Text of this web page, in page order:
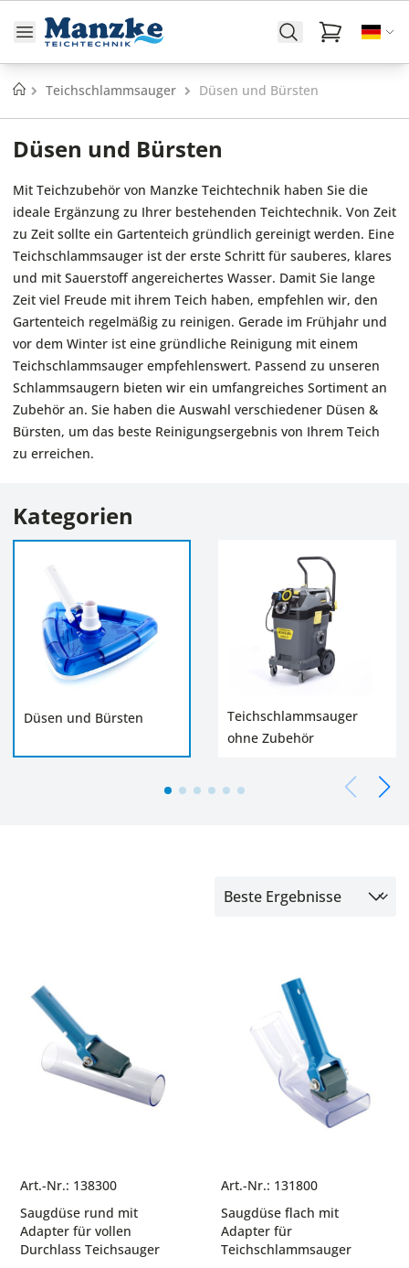
Startseite
Teichschlammsauger Düsen und Bürsten
Düsen und Bürsten
Mit Teichzubehör von Manzke Teichtechnik haben Sie die
ideale Ergänzung zu Ihrer bestehenden Teichtechnik. Von Zeit
zu Zeit sollte ein Gartenteich gründlich gereinigt werden. Eine
Teichschlammsauger ist der erste Schritt für sauberes, klares
und mit Sauerstoff angereichertes Wasser. Damit Sie lange
Zeit viel Freude mit ihrem Teich haben, empfehlen wir, den
Gartenteich regelmäßig zu reinigen. Gerade im Frühjahr und
vor dem Winter ist eine gründliche Reinigung mit einem
Teichschlammsauger empfehlenswert. Passend zu unseren
Schlammsaugern bieten wir ein umfangreiches Sortiment an
Zubehör an. Sie haben die Auswahl verschiedener Düsen &
Bürsten, um das beste Reinigungsergebnis von Ihrem Teich
zu erreichen.
Kategorien
Düsen und Bürsten
Teichschlammsauger
ohne Zubehör
Art.-Nr.: 138300
Saugdüse rund mit
Adapter für vollen
Durchlass Teichsauger
Art.-Nr.: 131800
Saugdüse flach mit
Adapter für
Teichschlammsauger